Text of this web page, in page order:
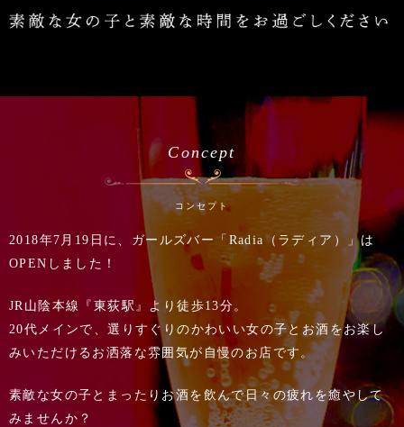
Concept
コンセプト
2018年7月19日に、ガールズバー「Radia（ラディア）」は
OPENしました！
JR山陰本線『東荻駅』より徒歩13分。
20代メインで、選りすぐりのかわいい女の子とお酒をお楽し
みいただけるお洒落な雰囲気が自慢のお店です。
素敵な女の子とまったりお酒を飲んで日々の疲れを癒やして
みませんか？